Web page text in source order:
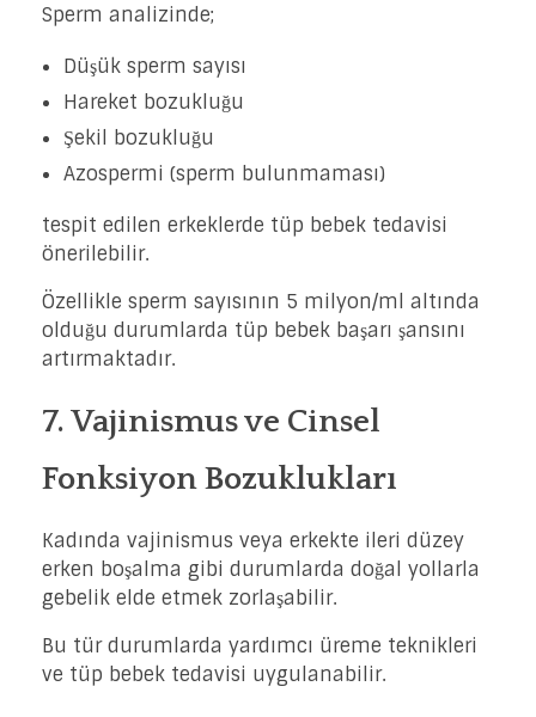
Sperm analizinde;
Düşük sperm sayısı
Hareket bozukluğu
Şekil bozukluğu
Azospermi (sperm bulunmaması)
tespit edilen erkeklerde tüp bebek tedavisi
önerilebilir.
Özellikle sperm sayısının 5 milyon/ml altında
olduğu durumlarda tüp bebek başarı şansını
artırmaktadır.
7. Vajinismus ve Cinsel
Fonksiyon Bozuklukları
Kadında vajinismus veya erkekte ileri düzey
erken boşalma gibi durumlarda doğal yollarla
gebelik elde etmek zorlaşabilir.
Bu tür durumlarda yardımcı üreme teknikleri
ve tüp bebek tedavisi uygulanabilir.